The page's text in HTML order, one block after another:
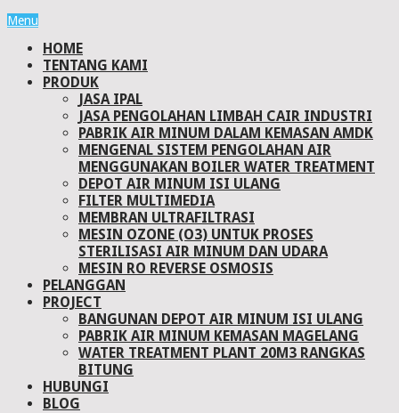
Menu
HOME
TENTANG KAMI
PRODUK
JASA IPAL
JASA PENGOLAHAN LIMBAH CAIR INDUSTRI
PABRIK AIR MINUM DALAM KEMASAN AMDK
MENGENAL SISTEM PENGOLAHAN AIR
MENGGUNAKAN BOILER WATER TREATMENT
DEPOT AIR MINUM ISI ULANG
FILTER MULTIMEDIA
MEMBRAN ULTRAFILTRASI
MESIN OZONE (O3) UNTUK PROSES
STERILISASI AIR MINUM DAN UDARA
MESIN RO REVERSE OSMOSIS
PELANGGAN
PROJECT
BANGUNAN DEPOT AIR MINUM ISI ULANG
PABRIK AIR MINUM KEMASAN MAGELANG
WATER TREATMENT PLANT 20M3 RANGKAS
BITUNG
HUBUNGI
BLOG